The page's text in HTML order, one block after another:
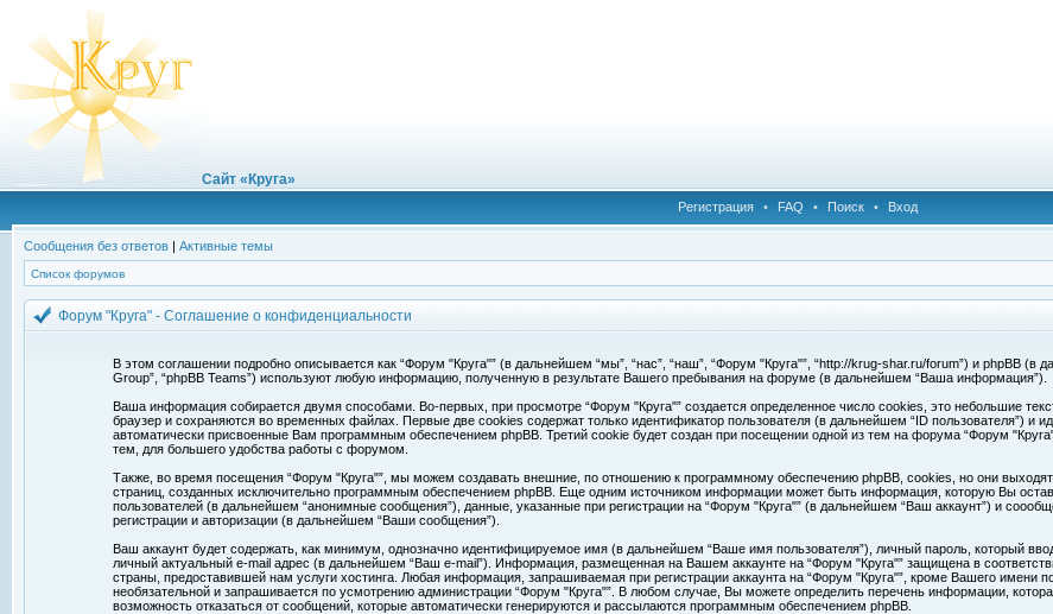
Сайт «Круга»
Регистрация • FAQ • Поиск • Вход
Сообщения без ответов | Активные темы
Список форумов
Форум "Круга" - Соглашение о конфиденциальности
В этом соглашении подробно описывается как “Форум "Круга"” (в дальнейшем “мы”, “нас”, “наш”, “Форум "Круга"”, “http://krug-shar.ru/forum”) и phpBB (в
Group”, “phpBB Teams”) используют любую информацию, полученную в результате Вашего пребывания на форуме (в дальнейшем “Ваша информация”).
Ваша информация собирается двумя способами. Во-первых, при просмотре “Форум "Круга"” создается определенное число cookies, это небольшие
браузер и сохраняются во временных файлах. Первые две cookies содержат только идентификатор пользователя (в дальнейшем “ID пользователя”) и
автоматически присвоенные Вам программным обеспечением phpBB. Третий cookie будет создан при посещении одной из тем на форума “Форум
тем, для большего удобства работы с форумом.
Также, во время посещения “Форум "Круга"”, мы можем создавать внешние, по отношению к программному обеспечению phpBB, cookies, но они выходят
страниц, созданных исключительно программным обеспечением phpBB. Еще одним источником информации может быть информация, которую Вы
пользователей (в дальнейшем “анонимные сообщения”), данные, указанные при регистрации на “Форум "Круга"” (в дальнейшем “Ваш аккаунт”) и
регистрации и авторизации (в дальнейшем “Ваши сообщения”).
Ваш аккаунт будет содержать, как минимум, однозначно идентифицируемое имя (в дальнейшем “Ваше имя пользователя”), личный пароль, который
личный актуальный e-mail адрес (в дальнейшем “Ваш e-mail”). Информация, размещенная на Вашем аккаунте на “Форум "Круга"” защищена в
страны, предоставившей нам услуги хостинга. Любая информация, запрашиваемая при регистрации аккаунта на “Форум "Круга"”, кроме Вашего имени
необязательной и запрашивается по усмотрению администрации “Форум "Круга"”. В любом случае, Вы можете определить перечень информации,
возможность отказаться от сообщений, которые автоматически генерируются и рассылаются программным обеспечением phpBB.